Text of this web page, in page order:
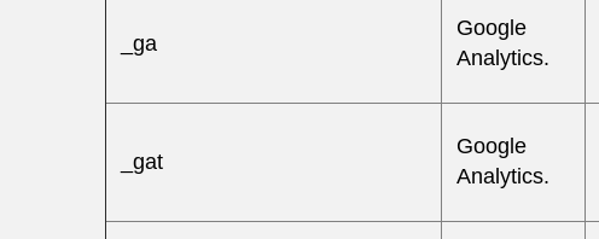
_ga
Google
Analytics.
_gat
Google
Analytics.